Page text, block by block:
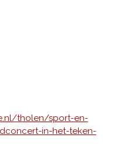
tholen/sport-en-
in-het-teken-